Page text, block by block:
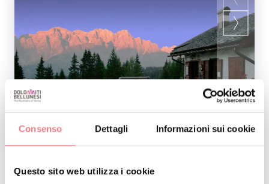
Consenso Dettagli Informazioni sui cookie
Questo sito web utilizza i cookie
1/3